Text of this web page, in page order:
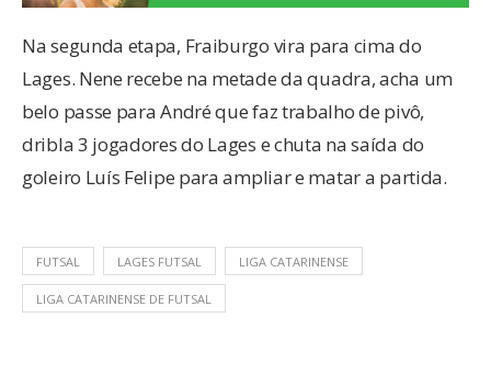
Na segunda etapa, Fraiburgo vira para cima do
Lages. Nene recebe na metade da quadra, acha um
belo passe para André que faz trabalho de pivô,
dribla 3 jogadores do Lages e chuta na saída do
goleiro Luís Felipe para ampliar e matar a partida.
FUTSAL LAGES FUTSAL LIGA CATARINENSE
LIGA CATARINENSE DE FUTSAL